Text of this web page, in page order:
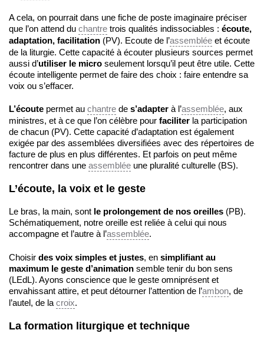
A cela, on pourrait dans une fiche de poste imaginaire préciser
que l’on attend du chantre trois qualités indissociables : écoute,
adaptation, facilitation (PV). Ecoute de l’assemblée et écoute
de la liturgie. Cette capacité à écouter plusieurs sources permet
aussi d’utiliser le micro seulement lorsqu’il peut être utile. Cette
écoute intelligente permet de faire des choix : faire entendre sa
voix ou s’effacer.
L’écoute permet au chantre de s’adapter à l’assemblée, aux
ministres, et à ce que l’on célèbre pour faciliter la participation
de chacun (PV). Cette capacité d’adaptation est également
exigée par des assemblées diversifiées avec des répertoires de
facture de plus en plus différentes. Et parfois on peut même
rencontrer dans une assemblée une pluralité culturelle (BS).
L’écoute, la voix et le geste
Le bras, la main, sont le prolongement de nos oreilles (PB).
Schématiquement, notre oreille est reliée à celui qui nous
accompagne et l’autre à l’assemblée.
Choisir des voix simples et justes, en simplifiant au
maximum le geste d’animation semble tenir du bon sens
(LEdL). Ayons conscience que le geste omniprésent et
envahissant attire, et peut détourner l’attention de l’ambon, de
l’autel, de la croix.
La formation liturgique et technique